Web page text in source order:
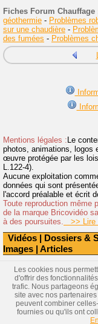
Vidéos | Dossiers &
Images | Articles
Fiches Forum Chauffage
géothermie - Problèmes
sur une chaudière -
des fumées - Problèmes
Mentions légales :Le
photos, animations, logos
œuvre protégée par les
L.122-4).
Aucune exploitation
données qui sont
l'accord préalable et écrit
Toute reproduction même
de la marque Bricovidéo
à des poursuites.
>> Lire
Les cookies nous
d'offrir des
trafic. Nous partageons
site avec nos
peuvent combiner
fournies ou qu'ils ont